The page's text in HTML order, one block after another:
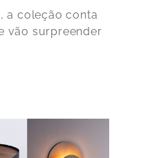
a coleção conta
vão surpreender